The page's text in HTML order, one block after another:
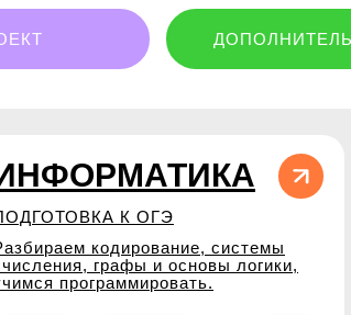
кодирование, системы
графы и основы логики,
программировать.
К ОГЭ